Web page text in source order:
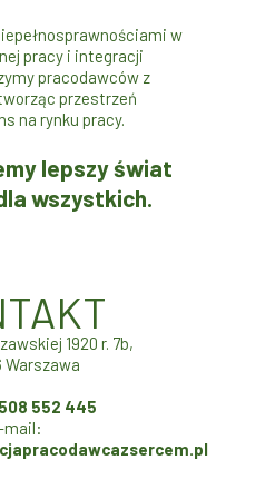
w
pracy i integracji
pracodawców z
przestrzeń
na rynku pracy.
lepszy świat
wszystkich.
1920 r. 7b,
Warszawa
508 552 445
mail: